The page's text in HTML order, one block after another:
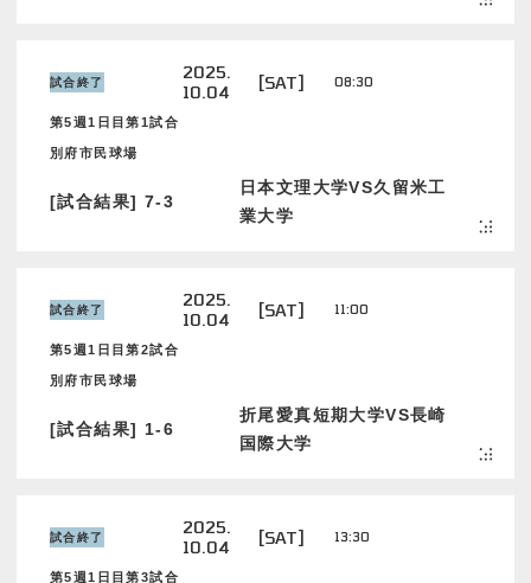
試合終了
2025.
10.04
[SAT] 08:30
第5週1日目第1試合
別府市民球場
[試合結果] 7-3
日本文理大学VS久留米工
業大学
試合終了
2025.
10.04
[SAT] 11:00
第5週1日目第2試合
別府市民球場
[試合結果] 1-6
折尾愛真短期大学VS長崎
国際大学
試合終了
2025.
10.04
[SAT] 13:30
第5週1日目第3試合